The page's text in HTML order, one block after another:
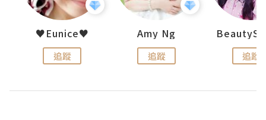
♥Eunice♥
追蹤
Amy Ng
追蹤 追蹤